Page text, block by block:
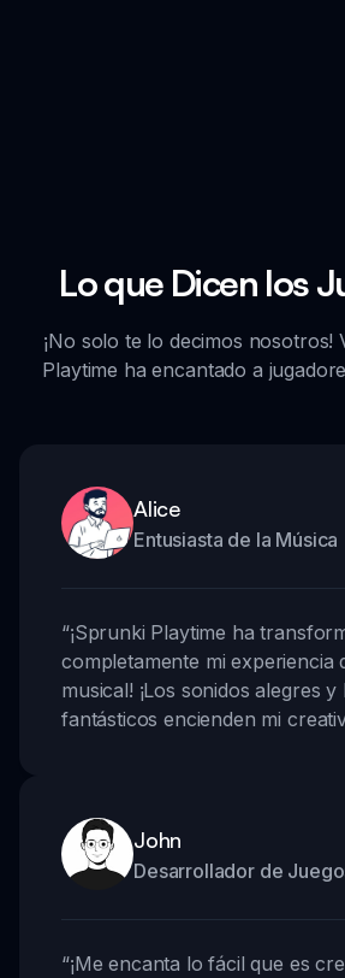
Lo que Dicen los
¡No solo te lo decimos nosotros!
Playtime ha encantado a
Alice
Entusiasta de la Música
“¡Sprunki Playtime ha
completamente mi experiencia
musical! ¡Los sonidos alegres
fantásticos encienden mi
John
Desarrollador de
“¡Me encanta lo fácil que es